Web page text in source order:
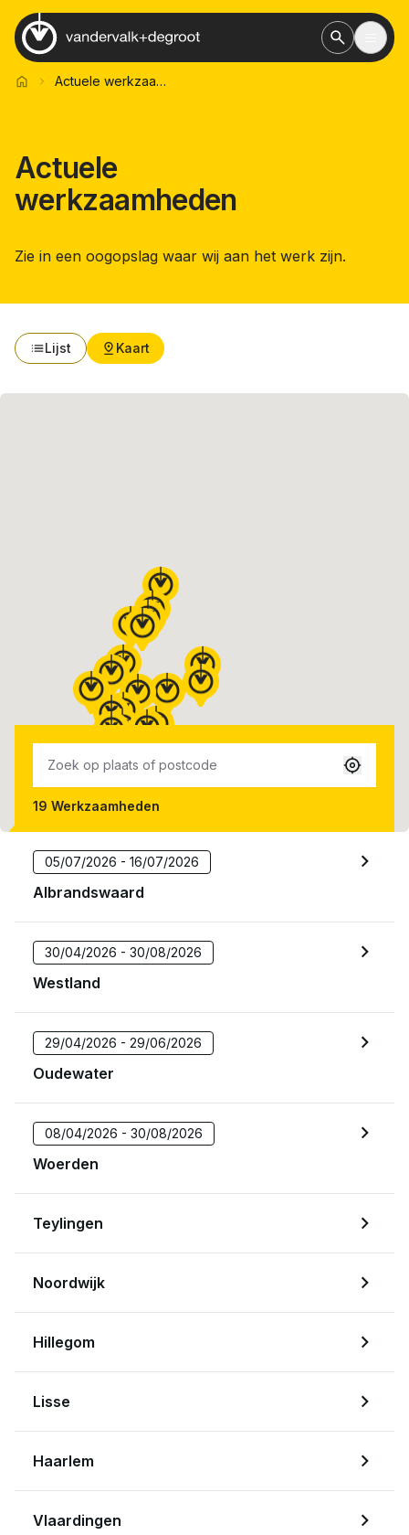
Ga naar de homepagina
Search
Actuele werkzaamheden
Actuele
werkzaamheden
Zie in een oogopslag waar wij aan het werk zijn.
Lijst Kaart
19 Werkzaamheden
05/07/2026 - 16/07/2026
Albrandswaard
30/04/2026 - 30/08/2026
Westland
29/04/2026 - 29/06/2026
Oudewater
08/04/2026 - 30/08/2026
Woerden
Teylingen
Noordwijk
Hillegom
Lisse
Haarlem
Vlaardingen